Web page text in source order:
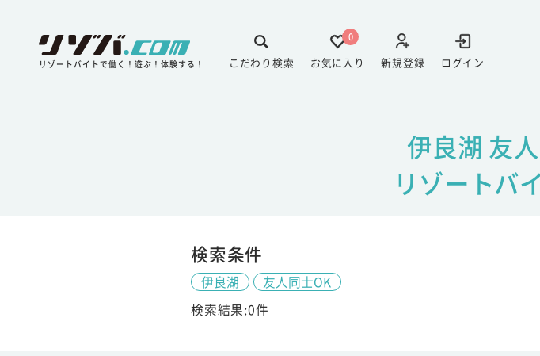
リゾートバイトで働く！遊ぶ！体験する！ ログイン
新規登録
0
お気に入り
こだわり検索
伊良湖 友
リゾートバ
検索条件
伊良湖
友人同士OK
検索結果:0件